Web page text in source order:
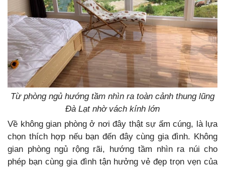
Từ phòng ngủ hướng tầm nhìn ra toàn cảnh thung lũng
Đà Lạt nhờ vách kính lớn
Về không gian phòng ở nơi đây thật sự ấm cúng, là lựa
chọn thích hợp nếu bạn đến đây cùng gia đình. Không
gian phòng ngủ rộng rãi, hướng tầm nhìn ra núi cho
phép bạn cùng gia đình tận hưởng vẻ đẹp trọn vẹn của